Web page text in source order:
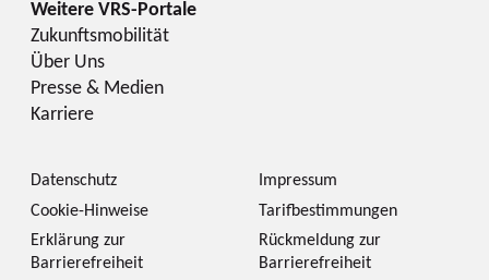
Zukunftsmobilität
Über Uns
Presse & Medien
Karriere
Datenschutz
Impressum
Cookie-Hinweise
Tarifbestimmungen
Erklärung zur
Barrierefreiheit
Rückmeldung zur
Barrierefreiheit